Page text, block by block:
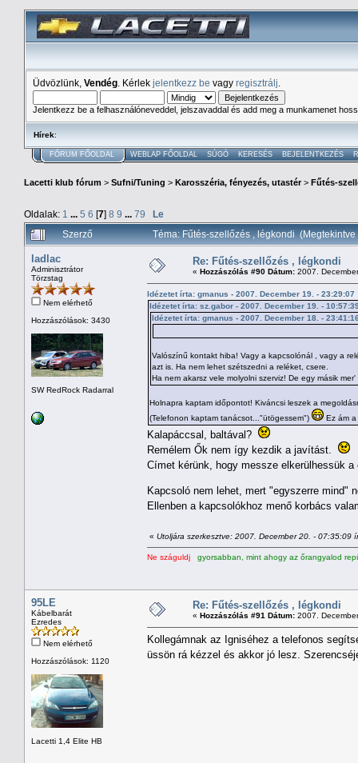
Üdvözlünk, Vendég . Kérlek jelentkezz be vagy regisztrálj
Jelentkezz be a felhasználóneveddel, jelszavaddal és add meg a munkamenet
Hírek:
FÓRUM FŐOLDAL WEBLAP FŐOLDAL SÚGÓ KERESÉS BEJELENTKEZÉS
Lacetti klub fórum > Sufni/Tuning > Karosszéria, fényezés, utastér> Fűtés-
Oldalak: 1 ... 5 6 [7] 8 9 ... 79
Le
Szerző
Téma: Fűtés-szellőzés , légkondi
ladlac
Adminisztrátor
Törzstag
Nem elérhető
Hozzászólások: 3430
SW RedRock Radarral
Re: Fűtés-szellőzés , légkondi
« Hozzászólás #90 Dátum: 2007.
Idézetet írta: gmanus - 2007. December 19. - 23:29:07
Idézetet írta: sz.gabor - 2007. December 19. -
Idézetet írta: gmanus - 2007. December 18. -
Valószínű kontakt hiba! Vagy a kapcsolónál , vagy a
azt is. Ha nem lehet szétszedni a reléket, csere.
Ha nem akarsz vele molyolni szerviz! De egy másik
Holnapra kaptam időpontot! Kiváncsi leszek a
(Telefonon kaptam tanácsot..."ütögessem")
Ez ám a
Kalapáccsal, baltával?
Remélem Ők nem így kezdik a javítást.
Címet kérünk, hogy messze elkerülhessük
Kapcsoló nem lehet, mert "egyszerre mind"
Ellenben a kapcsolókhoz menő korbács
« Utoljára szerkesztve: 2007. December 20. - 07:35:09
Ne száguldj gyorsabban, mint ahogy az őrangyalod
95LE
Kábelbarát
Ezredes
Nem elérhető
Hozzászólások: 1120
Lacetti 1,4 Elite HB
Re: Fűtés-szellőzés , légkondi
« Hozzászólás #91 Dátum: 2007.
Kollegámnak az Igniséhez a telefonos
üssön rá kézzel és akkor jó lesz.